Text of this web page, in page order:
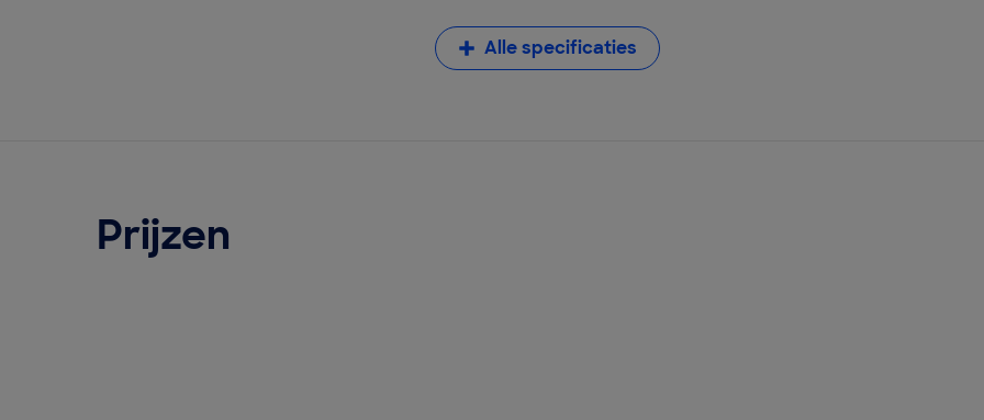
Alle specificaties
Prijzen